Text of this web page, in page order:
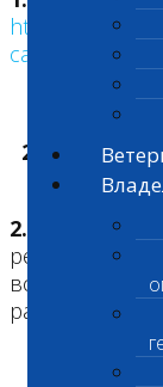
https://
care/
2.
2.1.
располагать